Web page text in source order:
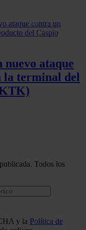
nuevo ataque
la terminal del
Todos los
y la Política de